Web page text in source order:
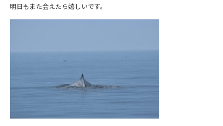
明日もまた会えたら嬉しいです。